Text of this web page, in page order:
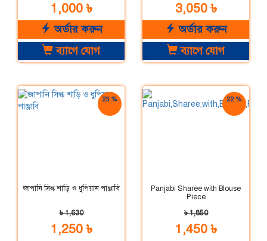
1,000 ৳
অর্ডার করুন
ব্যাগে যোগ
3,050 ৳
অর্ডার করুন
ব্যাগে যোগ
23 %
জাপানি সিল্ক শাড়ি ও ধুপিয়ান পাঞ্জাবি
৳ 1,630
1,250 ৳
22 %
Panjabi Sharee with Blouse
Piece
৳ 1,850
1,450 ৳